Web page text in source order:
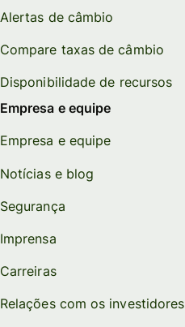
Alertas de câmbio
Compare taxas de câmbio
Disponibilidade de recursos
Empresa e equipe
Empresa e equipe
Notícias e blog
Segurança
Imprensa
Carreiras
Relações com os investidores